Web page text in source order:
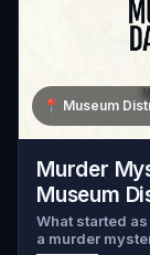
📍 Museum
Murder
Museum
What started
a murder